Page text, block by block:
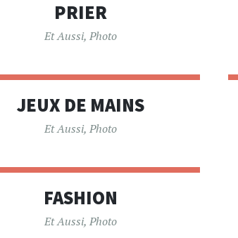
PRIER
Et Aussi, Photo
JEUX DE MAINS
Et Aussi, Photo
FASHION
Et Aussi, Photo